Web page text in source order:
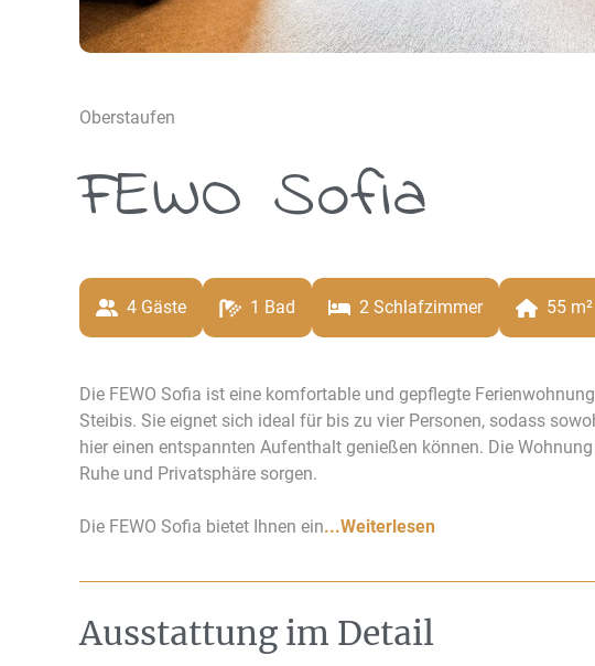
Oberstaufen
FEWO Sofia
4 Gäste 1 Bad 2 Schlafzimmer 55 m²
Die FEWO Sofia ist eine komfortable und gepflegte
Steibis. Sie eignet sich ideal für bis zu vier Personen, sodass
hier einen entspannten Aufenthalt genießen können. Die
Ruhe und Privatsphäre sorgen.
Die FEWO Sofia bietet Ihnen ein...Weiterlesen
Ausstattung im Detail